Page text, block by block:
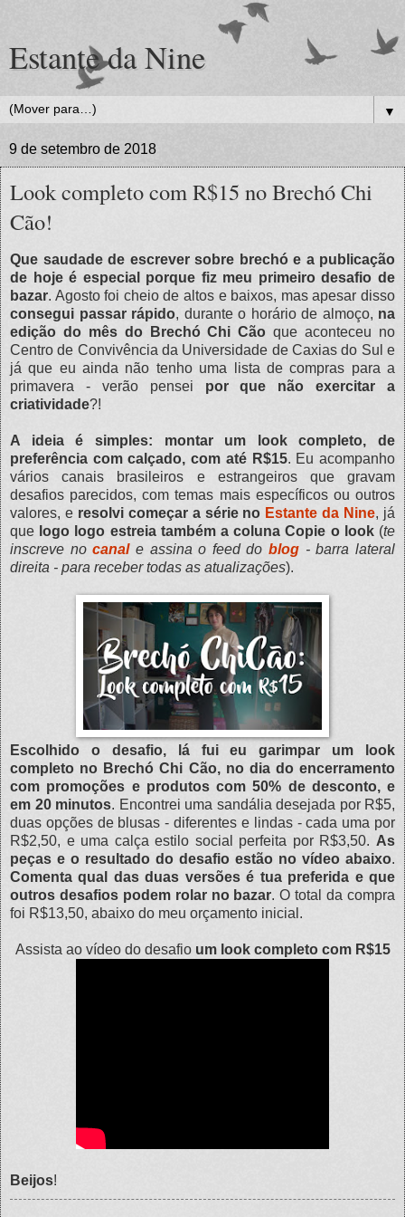
Estante da Nine
▼
9 de setembro de 2018
Look completo com R$15 no Brechó Chi
Cão!
Que saudade de escrever sobre brechó e a publicação
de hoje é especial porque fiz meu primeiro desafio de
bazar. Agosto foi cheio de altos e baixos, mas apesar disso
consegui passar rápido, durante o horário de almoço, na
edição do mês do Brechó Chi Cão que aconteceu no
Centro de Convivência da Universidade de Caxias do Sul e
já que eu ainda não tenho uma lista de compras para a
primavera - verão pensei por que não exercitar a
criatividade?!
A ideia é simples: montar um look completo, de
preferência com calçado, com até R$15. Eu acompanho
vários canais brasileiros e estrangeiros que gravam
desafios parecidos, com temas mais específicos ou outros
valores, e resolvi começar a série no Estante da Nine, já
que logo logo estreia também a coluna Copie o look(te
inscreve nocanale assina o feed doblog - barra lateral
direita - para receber todas as atualizações).
Escolhido o desafio, lá fui eu garimpar um look
completo no Brechó Chi Cão, no dia do encerramento
com promoções e produtos com 50% de desconto, e
em 20 minutos. Encontrei uma sandália desejada por R$5,
duas opções de blusas - diferentes e lindas - cada uma por
R$2,50, e uma calça estilo social perfeita por R$3,50. As
peças e o resultado do desafio estão no vídeo abaixo.
Comenta qual das duas versões é tua preferida e que
outros desafios podem rolar no bazar. O total da compra
foi R$13,50, abaixo do meu orçamento inicial.
Assista ao vídeo do desafio um look completo com R$15
Beijos!